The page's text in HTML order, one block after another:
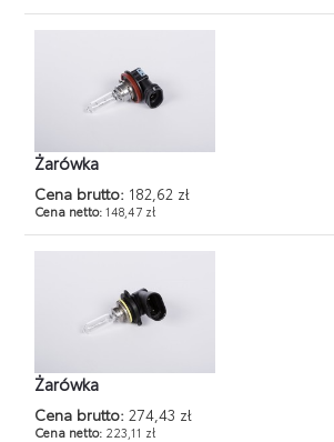
Żarówka
Cena brutto: 182,62 zł
Cena netto:148,47 zł
Żarówka
Cena brutto: 274,43 zł
Cena netto: 223,11 zł